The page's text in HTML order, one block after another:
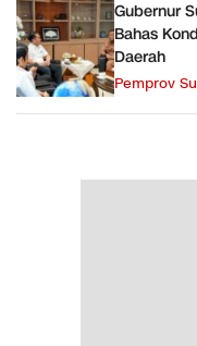
Gubernur
Bahas
Daerah
Pemprov